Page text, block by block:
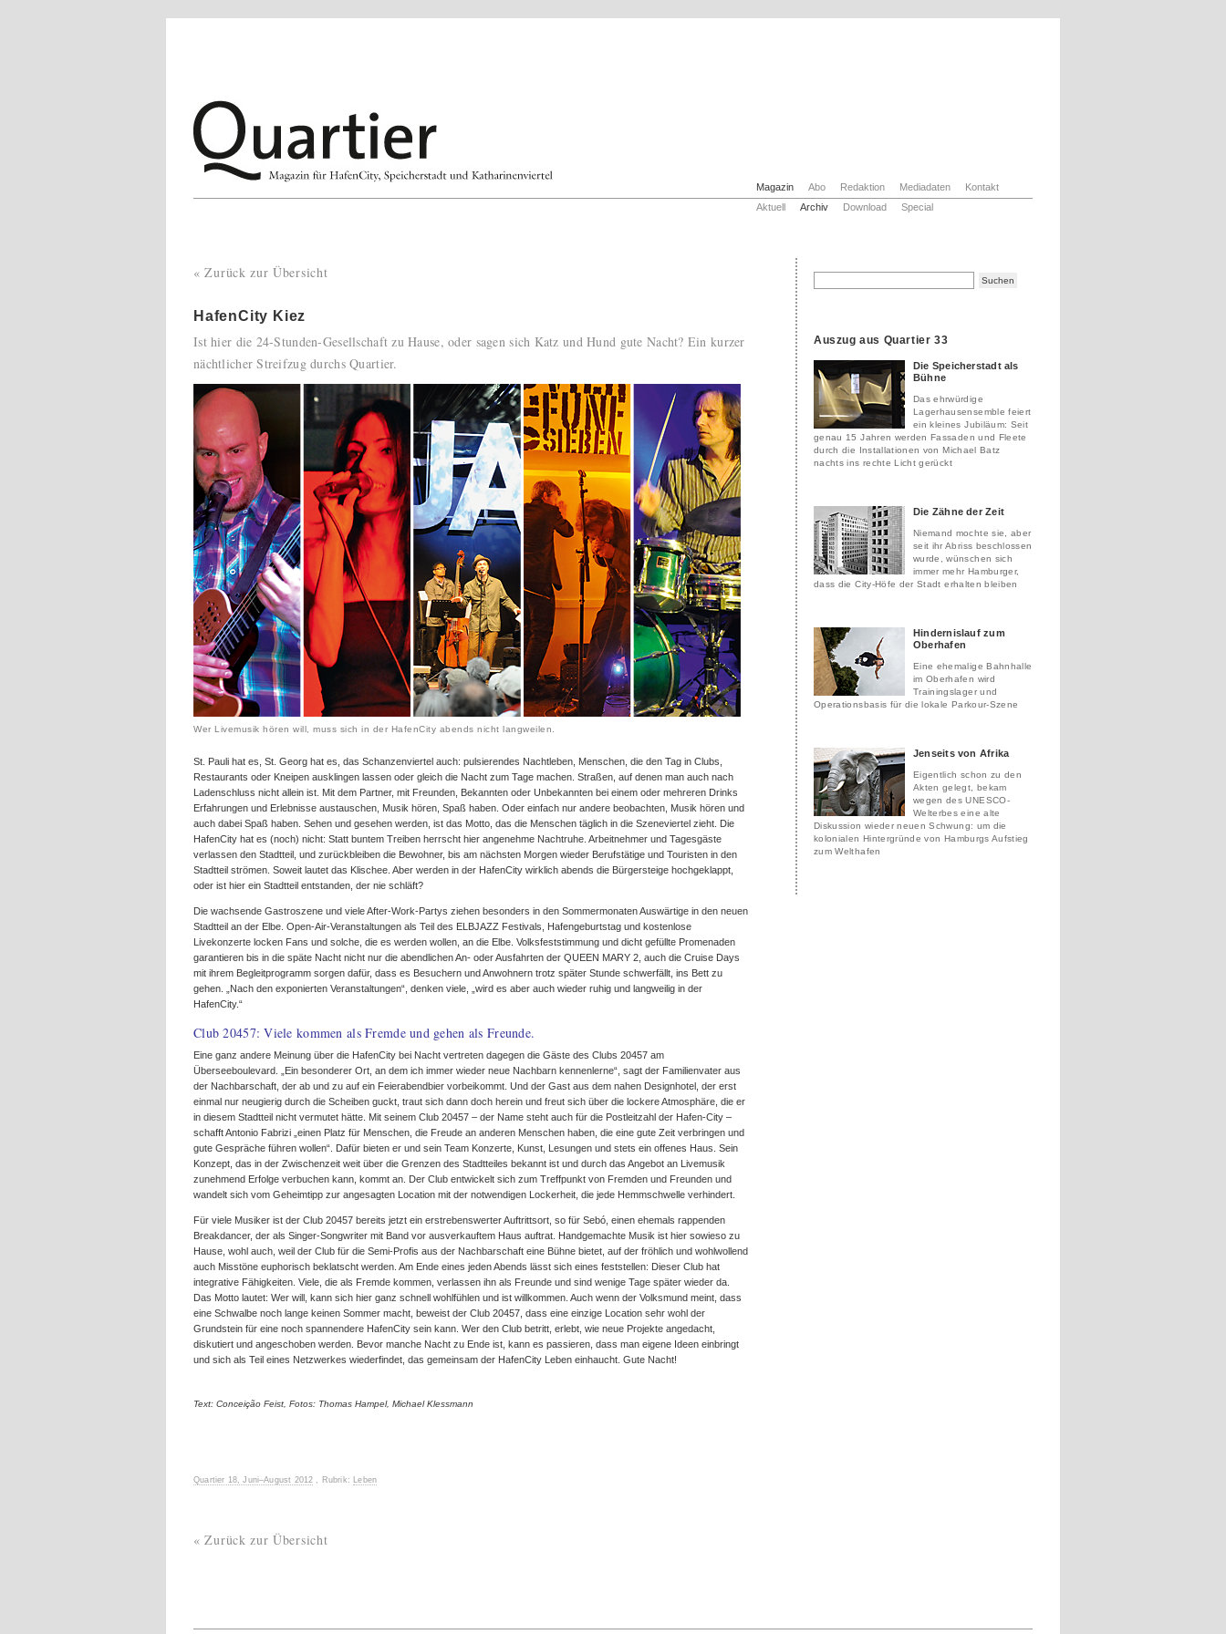
Magazin
Aktuell
Archiv Download Special
Abo Redaktion Mediadaten Kontakt
Auszug aus Quartier 33
Die Speicherstadt als
Bühne
Das ehrwürdige
Lagerhausensemble feiert
ein kleines Jubiläum: Seit
genau 15 Jahren werden Fassaden und Fleete
durch die Installationen von Michael Batz
nachts ins rechte Licht gerückt
Die Zähne der Zeit
Niemand mochte sie, aber
seit ihr Abriss beschlossen
wurde, wünschen sich
immer mehr Hamburger,
dass die City-Höfe der Stadt erhalten bleiben
Hindernislauf zum
Oberhafen
Eine ehemalige Bahnhalle
im Oberhafen wird
Trainingslager und
Operationsbasis für die lokale Parkour-Szene
Jenseits von Afrika
Eigentlich schon zu den
Akten gelegt, bekam
wegen des UNESCO-
Welterbes eine alte
Diskussion wieder neuen Schwung: um die
kolonialen Hintergründe von Hamburgs Aufstieg
zum Welthafen
« Zurück zur Übersicht
HafenCity Kiez
Ist hier die 24-Stunden-Gesellschaft zu Hause, oder sagen sich Katz und Hund gute Nacht? Ein kurzer
nächtlicher Streifzug durchs Quartier.
Wer Livemusik hören will, muss sich in der HafenCity abends nicht langweilen.
St. Pauli hat es, St. Georg hat es, das Schanzenviertel auch: pulsierendes Nachtleben, Menschen, die den Tag in Clubs,
Restaurants oder Kneipen ausklingen lassen oder gleich die Nacht zum Tage machen. Straßen, auf denen man auch nach
Ladenschluss nicht allein ist. Mit dem Partner, mit Freunden, Bekannten oder Unbekannten bei einem oder mehreren Drinks
Erfahrungen und Erlebnisse austauschen, Musik hören, Spaß haben. Oder einfach nur andere beobachten, Musik hören und
auch dabei Spaß haben. Sehen und gesehen werden, ist das Motto, das die Menschen täglich in die Szeneviertel zieht. Die
HafenCity hat es (noch) nicht: Statt buntem Treiben herrscht hier angenehme Nachtruhe. Arbeitnehmer und Tagesgäste
verlassen den Stadtteil, und zurückbleiben die Bewohner, bis am nächsten Morgen wieder Berufstätige und Touristen in den
Stadtteil strömen. Soweit lautet das Klischee. Aber werden in der HafenCity wirklich abends die Bürgersteige hochgeklappt,
oder ist hier ein Stadtteil entstanden, der nie schläft?
Die wachsende Gastroszene und viele After-Work-Partys ziehen besonders in den Sommermonaten Auswärtige in den neuen
Stadtteil an der Elbe. Open-Air-Veranstaltungen als Teil des ELBJAZZ Festivals, Hafengeburtstag und kostenlose
Livekonzerte locken Fans und solche, die es werden wollen, an die Elbe. Volksfeststimmung und dicht gefüllte Promenaden
garantieren bis in die späte Nacht nicht nur die abendlichen An- oder Ausfahrten der QUEEN MARY 2, auch die Cruise Days
mit ihrem Begleitprogramm sorgen dafür, dass es Besuchern und Anwohnern trotz später Stunde schwerfällt, ins Bett zu
gehen. „Nach den exponierten Veranstaltungen“, denken viele, „wird es aber auch wieder ruhig und langweilig in der
HafenCity.“
Club 20457: Viele kommen als Fremde und gehen als Freunde.
Eine ganz andere Meinung über die HafenCity bei Nacht vertreten dagegen die Gäste des Clubs 20457 am
Überseeboulevard. „Ein besonderer Ort, an dem ich immer wieder neue Nachbarn kennenlerne“, sagt der Familienvater aus
der Nachbarschaft, der ab und zu auf ein Feierabendbier vorbeikommt. Und der Gast aus dem nahen Designhotel, der erst
einmal nur neugierig durch die Scheiben guckt, traut sich dann doch herein und freut sich über die lockere Atmosphäre, die er
in diesem Stadtteil nicht vermutet hätte. Mit seinem Club 20457 – der Name steht auch für die Postleitzahl der Hafen-City –
schafft Antonio Fabrizi „einen Platz für Menschen, die Freude an anderen Menschen haben, die eine gute Zeit verbringen und
gute Gespräche führen wollen“. Dafür bieten er und sein Team Konzerte, Kunst, Lesungen und stets ein offenes Haus. Sein
Konzept, das in der Zwischenzeit weit über die Grenzen des Stadtteiles bekannt ist und durch das Angebot an Livemusik
zunehmend Erfolge verbuchen kann, kommt an. Der Club entwickelt sich zum Treffpunkt von Fremden und Freunden und
wandelt sich vom Geheimtipp zur angesagten Location mit der notwendigen Lockerheit, die jede Hemmschwelle verhindert.
Für viele Musiker ist der Club 20457 bereits jetzt ein erstrebenswerter Auftrittsort, so für Sebó, einen ehemals rappenden
Breakdancer, der als Singer-Songwriter mit Band vor ausverkauftem Haus auftrat. Handgemachte Musik ist hier sowieso zu
Hause, wohl auch, weil der Club für die Semi-Profis aus der Nachbarschaft eine Bühne bietet, auf der fröhlich und wohlwollend
auch Misstöne euphorisch beklatscht werden. Am Ende eines jeden Abends lässt sich eines feststellen: Dieser Club hat
integrative Fähigkeiten. Viele, die als Fremde kommen, verlassen ihn als Freunde und sind wenige Tage später wieder da.
Das Motto lautet: Wer will, kann sich hier ganz schnell wohlfühlen und ist willkommen. Auch wenn der Volksmund meint, dass
eine Schwalbe noch lange keinen Sommer macht, beweist der Club 20457, dass eine einzige Location sehr wohl der
Grundstein für eine noch spannendere HafenCity sein kann. Wer den Club betritt, erlebt, wie neue Projekte angedacht,
diskutiert und angeschoben werden. Bevor manche Nacht zu Ende ist, kann es passieren, dass man eigene Ideen einbringt
und sich als Teil eines Netzwerkes wiederfindet, das gemeinsam der HafenCity Leben einhaucht. Gute Nacht!
Text: Conceição Feist, Fotos: Thomas Hampel, Michael Klessmann
Quartier 18, Juni–August 2012 , Rubrik: Leben
« Zurück zur Übersicht